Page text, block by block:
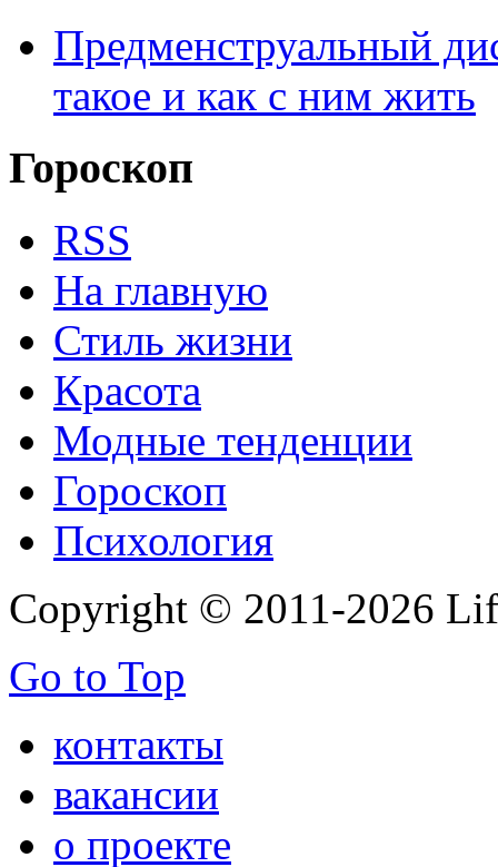
Предменструальный
такое и как с ним жить
Гороскоп
RSS
На главную
Стиль жизни
Красота
Модные тенденции
Гороскоп
Психология
Copyright © 2011-2026
Go to Top
контакты
вакансии
о проекте